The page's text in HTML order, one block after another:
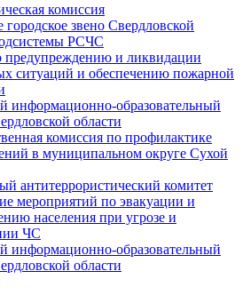
комиссия
городское звено Свердловской
РСЧС
предупреждению и ликвидации
ситуаций и обеспечению пожарной
информационно-образовательный
области
комиссия по профилактике
в муниципальном округе Сухой
антитеррористический комитет
мероприятий по эвакуации и
населения при угрозе и
ЧС
информационно-образовательный
области